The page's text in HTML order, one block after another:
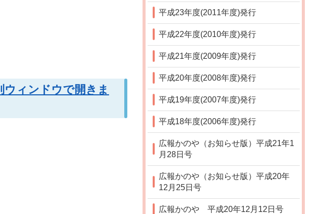
ウィンドウで開きま
平成23年度(2011年度)発行
平成22年度(2010年度)発行
平成21年度(2009年度)発行
平成20年度(2008年度)発行
平成19年度(2007年度)発行
平成18年度(2006年度)発行
広報かのや（お知らせ版）平成21年1
月28日号
広報かのや（お知らせ版）平成20年
12月25日号
広報かのや 平成20年12月12日号